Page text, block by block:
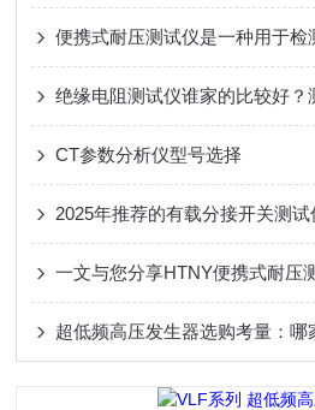
CT参数分析仪型号选择
2025年推荐的有载分接开关测试
超低频高压发生器选购考量：哪